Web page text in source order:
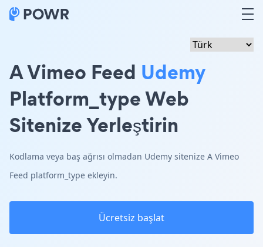
A Vimeo Feed Udemy
Platform_type Web
Sitenize Yerleştirin
Kodlama veya baş ağrısı olmadan Udemy sitenize A Vimeo
Feed platform_type ekleyin.
Ücretsiz başlat